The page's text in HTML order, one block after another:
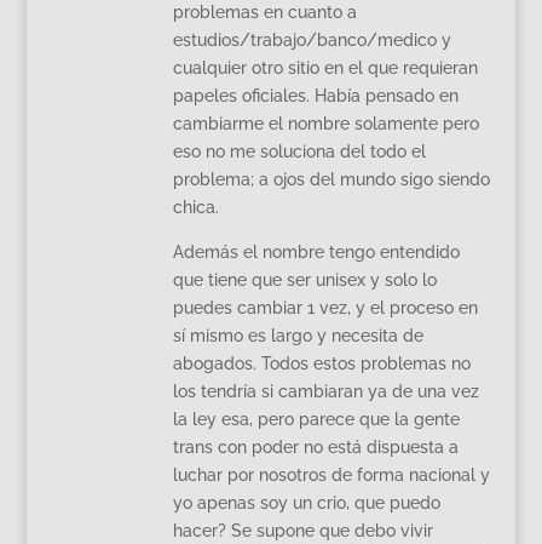
problemas en cuanto a
estudios/trabajo/banco/medico y
cualquier otro sitio en el que requieran
papeles oficiales. Había pensado en
cambiarme el nombre solamente pero
eso no me soluciona del todo el
problema; a ojos del mundo sigo siendo
chica.
Además el nombre tengo entendido
que tiene que ser unisex y solo lo
puedes cambiar 1 vez, y el proceso en
sí mismo es largo y necesita de
abogados. Todos estos problemas no
los tendría si cambiaran ya de una vez
la ley esa, pero parece que la gente
trans con poder no está dispuesta a
luchar por nosotros de forma nacional y
yo apenas soy un crio, que puedo
hacer? Se supone que debo vivir